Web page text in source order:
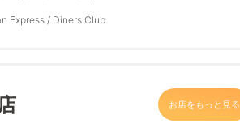
Express / Diners Club
お店をもっと見る